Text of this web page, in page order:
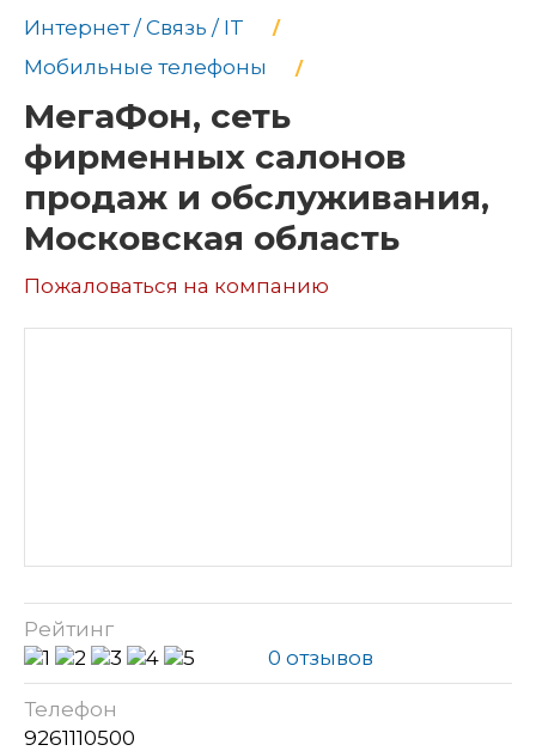
Интернет / Связь / IT
Мобильные телефоны
МегаФон, сеть
фирменных салонов
продаж и обслуживания,
Московская область
Пожаловаться на компанию
Рейтинг
0 отзывов
Телефон
9261110500